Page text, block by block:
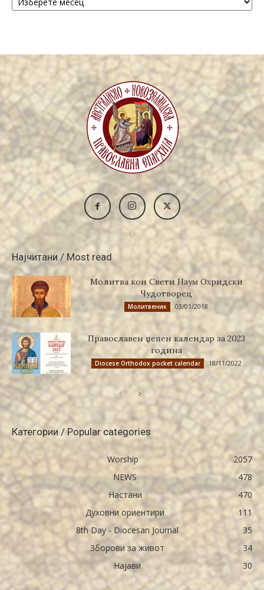
Најчитани / Most read
Молитва кон Свети Наум Охридски
Чудотворец
Молитвеник 03/01/2018
Православен џепен календар за 2023
година
Diocese Orthodox pocket calendar 18/11/2022
Категории / Popular categories
Worship
2057
NEWS
478
Настани
470
Духовни ориентири
111
8th Day - Diocesan Journal
35
Зборови за живот
34
Најави
30